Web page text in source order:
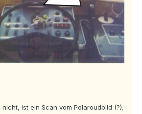
nicht, ist ein Scan vom Polaroudbild (?).